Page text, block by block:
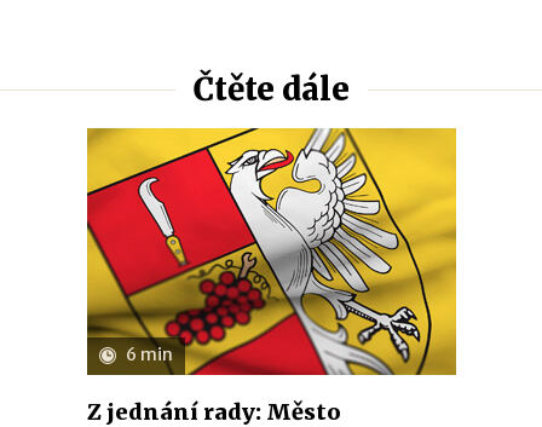
Čtěte dále
6 min
Z jednání rady: Město